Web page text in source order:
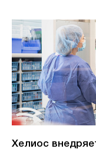
щитовидной
заболевания
Болезнь
дефекта.
Хелиос